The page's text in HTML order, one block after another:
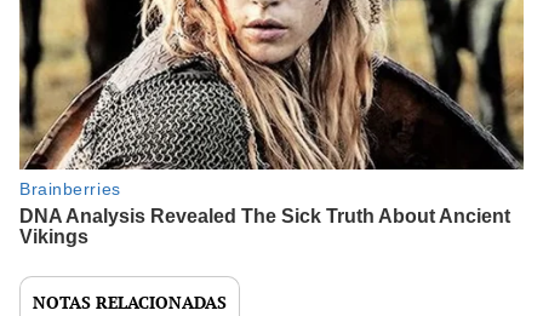
NOTAS RELACIONADAS